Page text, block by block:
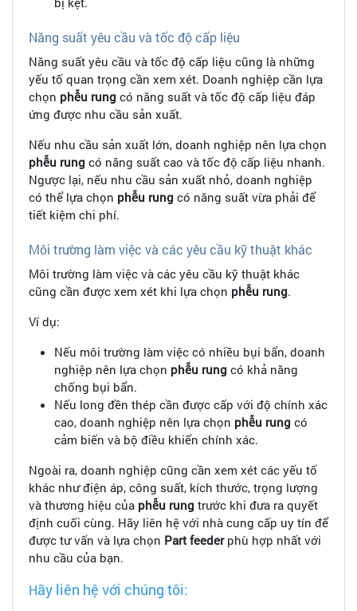
Năng suất yêu cầu và tốc độ cấp liệu
Năng suất yêu cầu và tốc độ cấp liệu cũng là những
yếu tố quan trọng cần xem xét. Doanh nghiệp cần lựa
chọn phễu rung có năng suất và tốc độ cấp liệu đáp
ứng được nhu cầu sản xuất.
Nếu nhu cầu sản xuất lớn, doanh nghiệp nên lựa chọn
phễu rung có năng suất cao và tốc độ cấp liệu nhanh.
Ngược lại, nếu nhu cầu sản xuất nhỏ, doanh nghiệp
có thể lựa chọn phễu rung có năng suất vừa phải để
tiết kiệm chi phí.
Môi trường làm việc và các yêu cầu kỹ thuật khác
Môi trường làm việc và các yêu cầu kỹ thuật khác
cũng cần được xem xét khi lựa chọn phễu rung.
Ví dụ:
Nếu môi trường làm việc có nhiều bụi bẩn, doanh
nghiệp nên lựa chọn phễu rung có khả năng
chống bụi bẩn.
Nếu long đền thép cần được cấp với độ chính xác
cao, doanh nghiệp nên lựa chọn phễu rung có
cảm biến và bộ điều khiển chính xác.
Ngoài ra, doanh nghiệp cũng cần xem xét các yếu tố
khác như điện áp, công suất, kích thước, trọng lượng
và thương hiệu của phễu rung trước khi đưa ra quyết
định cuối cùng. Hãy liên hệ với nhà cung cấp uy tín để
được tư vấn và lựa chọn Part feederphù hợp nhất với
nhu cầu của bạn.
Hãy liên hệ với chúng tôi: